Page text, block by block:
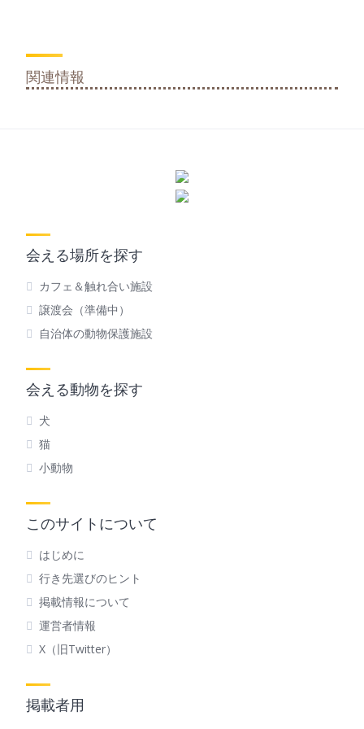
関連情報
会える場所を探す
カフェ＆触れ合い施設
譲渡会（準備中）
自治体の動物保護施設
会える動物を探す
犬
猫
小動物
このサイトについて
はじめに
行き先選びのヒント
掲載情報について
運営者情報
X（旧Twitter）
掲載者用